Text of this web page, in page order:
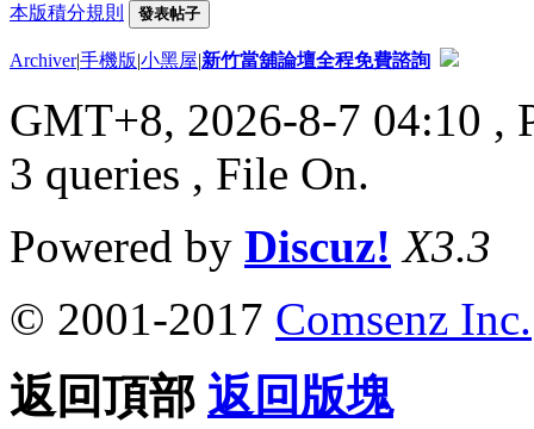
本版積分規則 發表帖子
Archiver|手機版|小黑屋|新竹當舖論壇全程免費諮詢
GMT+8, 2026-8-7 04:10 ,
3 queries , File On.
Powered by Discuz! X3.3
© 2001-2017 Comsenz Inc.
返回頂部 返回版塊